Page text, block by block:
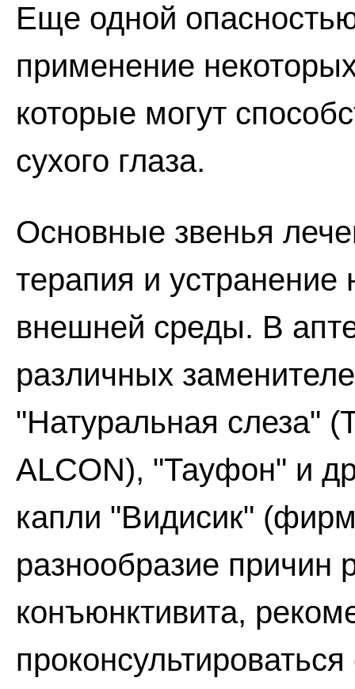
Еще одной
применение
которые могут
сухого глаза.
Основные звенья
терапия и
внешней среды. В
различных
"Натуральная слеза"
ALCON), "Тауфон" и
капли "Видисик"
разнообразие причин
конъюнктивита,